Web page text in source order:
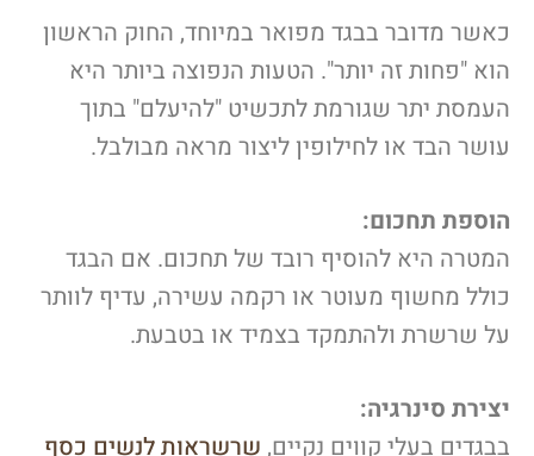
כאשר מדובר בבגד מפואר במיוחד, החוק הראשון
הוא "פחות זה יותר". הטעות הנפוצה ביותר היא
העמסת יתר שגורמת לתכשיט "להיעלם" בתוך
עושר הבד או לחילופין ליצור מראה מבולבל.
הוספת תחכום:
המטרה היא להוסיף רובד של תחכום. אם הבגד
כולל מחשוף מעוטר או רקמה עשירה, עדיף לוותר
על שרשרת ולהתמקד בצמיד או בטבעת.
יצירת סינרגיה:
בבגדים בעלי קווים נקיים, שרשראות לנשים כסף